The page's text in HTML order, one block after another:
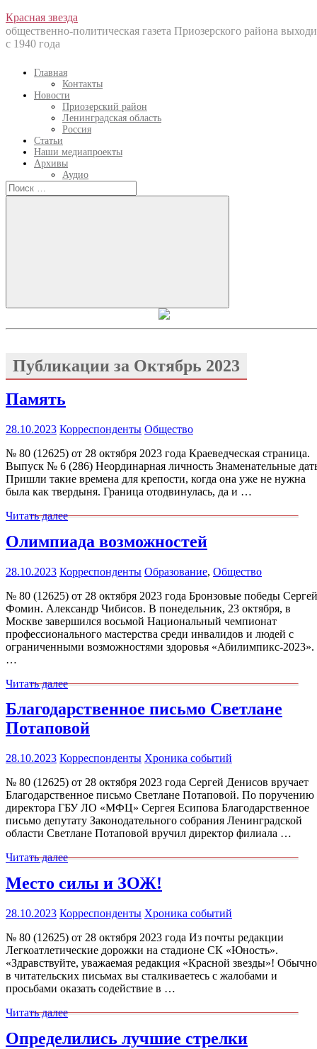
Перейти
к
содержанию
Красная звезда
общественно-политическая газета Приозерского района
с 1940 года
Главная
Контакты
Новости
Приозерский район
Ленинградская область
Россия
Статьи
Наши медиапроекты
Архивы
Аудио
Искать:
Искать
Публикации за Октябрь 2023
Память
28.10.2023 Корреспонденты Общество
№ 80 (12625) от 28 октября 2023 года Краеведческая страница.
Выпуск № 6 (286) Неординарная личность Знаменательные
Пришли такие времена для крепости, когда она уже не нужна
была как твердыня. Граница отодвинулась, да и …
Читать далее
Олимпиада возможностей
28.10.2023 Корреспонденты Образование, Общество
№ 80 (12625) от 28 октября 2023 года Бронзовые победы Сергей
Фомин. Александр Чибисов. В понедельник, 23 октября, в
Москве завершился восьмой Национальный чемпионат
профессионального мастерства среди инвалидов и людей с
ограниченными возможностями здоровья «Абилимпикс-2023».
…
Читать далее
Благодарственное письмо Светлане
Потаповой
28.10.2023 Корреспонденты Хроника событий
№ 80 (12625) от 28 октября 2023 года Сергей Денисов вручает
Благодарственное письмо Светлане Потаповой. По поручению
директора ГБУ ЛО «МФЦ» Сергея Есипова Благодарственное
письмо депутату Законодательного собрания Ленинградской
области Светлане Потаповой вручил директор филиала …
Читать далее
Место силы и ЗОЖ!
28.10.2023 Корреспонденты Хроника событий
№ 80 (12625) от 28 октября 2023 года Из почты редакции
Легкоатлетические дорожки на стадионе СК «Юность».
«Здравствуйте, уважаемая редакция «Красной звезды»! Обычно
в читательских письмах вы сталкиваетесь с жалобами и
просьбами оказать содействие в …
Читать далее
Определились лучшие стрелки